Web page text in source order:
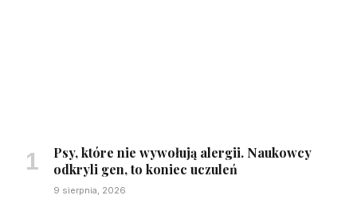
Psy, które nie wywołują alergii. Naukowcy
odkryli gen, to koniec uczuleń
9 sierpnia, 2026